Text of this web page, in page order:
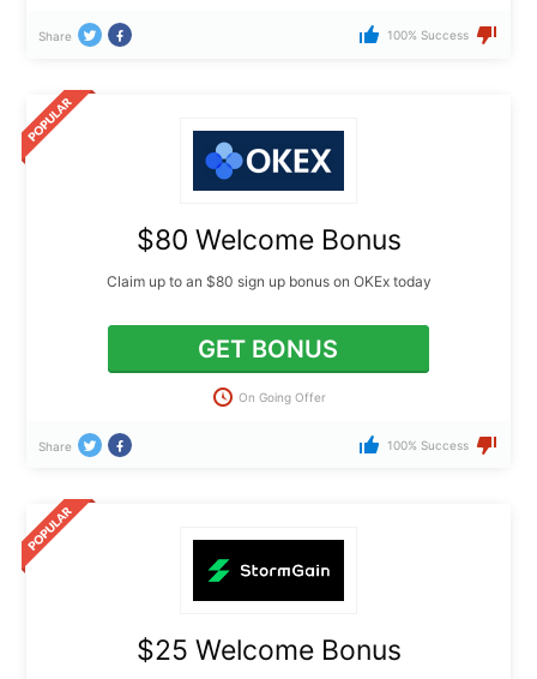
Share 100% Success
$80 Welcome Bonus
Claim up to an $80 sign up bonus on OKEx today
GET BONUS
On Going Offer
Share 100% Success
$25 Welcome Bonus